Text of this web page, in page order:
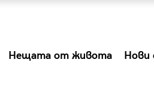
Нещата от живота Нови